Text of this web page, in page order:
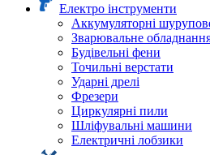
Електро інструменти
Аккумуляторні
Зварювальне
Будівельні фени
Точильні верстати
Ударні дрелі
Фрезери
Циркулярні пили
Шліфувальні машини
Електричні лобзики